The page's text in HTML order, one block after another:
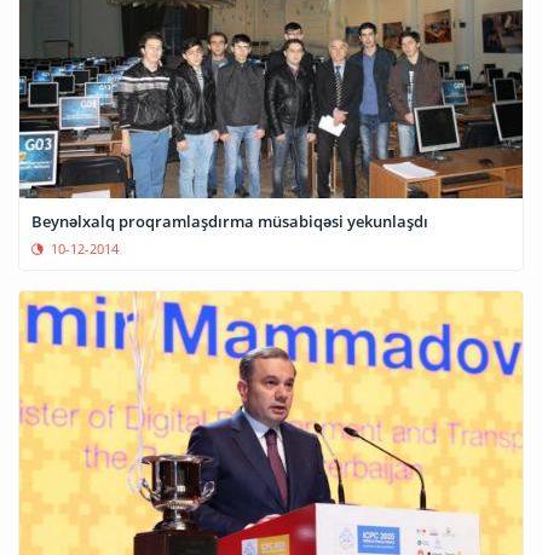
Beynəlxalq proqramlaşdırma müsabiqəsi yekunlaşdı
10-12-2014